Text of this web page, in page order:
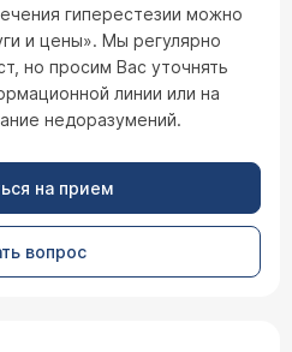
гиперестезии можно
и цены». Мы регулярно
но просим Вас уточнять
линии или на
недоразумений.
на прием
вопрос